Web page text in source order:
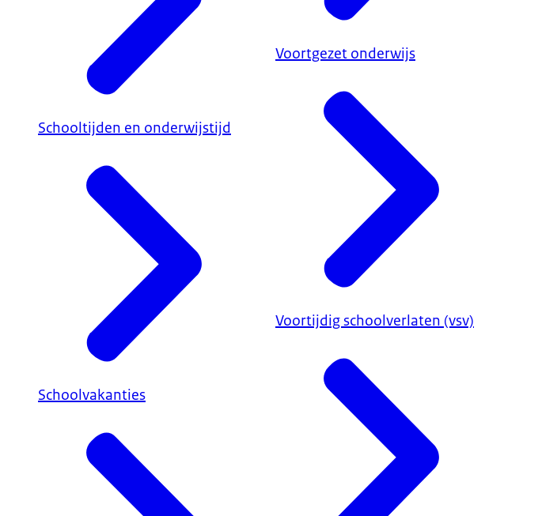
Schooltijden en onderwijstijd
Schoolvakanties
Voortgezet onderwijs
Voortijdig schoolverlaten (vsv)